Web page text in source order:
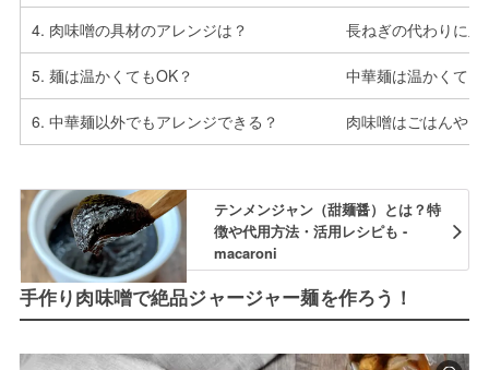
4. 肉味噌の具材のアレンジは？ 長ねぎの代わりに
5. 麺は温かくてもOK？ 中華麺は温かくて
6. 中華麺以外でもアレンジできる？ 肉味噌はごはんや
テンメンジャン（甜麺醤）とは？特
徴や代用方法・活用レシピも -
macaroni
手作り肉味噌で絶品ジャージャー麺を作ろう！